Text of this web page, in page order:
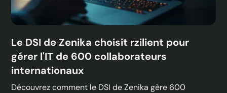
Le DSI de Zenika choisit rzilient pour
gérer l'IT de 600 collaborateurs
internationaux
Découvrez comment le DSI de Zenika gère 600